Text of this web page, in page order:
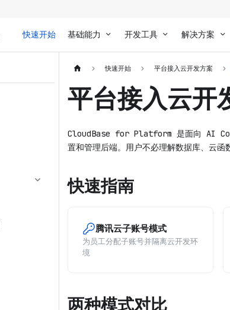
快速开始 基础能力 开发工具 解决方案
快速开始 平台接入云开发方案
平台接入云开
CloudBase for Platform 是面向 AI
置和管理后端。用户不必理解数据库、云函
快速指南
腾讯云子账号模式
为员工分配子账号并隔离云开发环
境
两种模式对比